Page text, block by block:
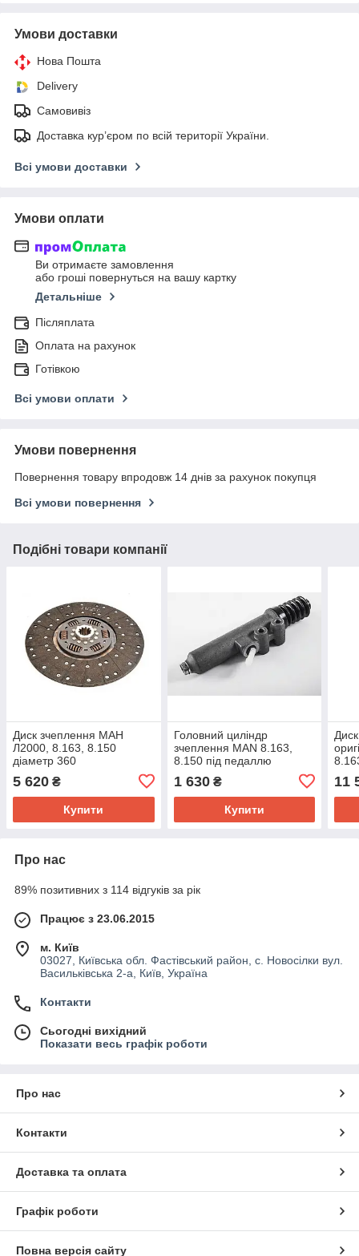
Умови доставки
Нова Пошта
Delivery
Самовивіз
Доставка кур’єром по всій території України.
Всі умови доставки
Умови оплати
Ви отримаєте замовлення
або гроші повернуться на вашу картку
Детальніше
Післяплата
Оплата на рахунок
Готівкою
Всі умови оплати
Умови повернення
Повернення товару впродовж 14 днів за рахунок покупця
Всі умови повернення
Подібні товари компанії
Диск зчеплення МАН
Л2000, 8.163, 8.150
діаметр 360
5 620 ₴
Купити
Головний циліндр
зчеплення MAN 8.163,
8.150 під педаллю
1 630₴
Купити
11
Про нас
89% позитивних з 114 відгуків за рік
Працює з 23.06.2015
м. Київ
03027, Київська обл. Фастівський район, с. Новосілки вул.
Васильківська 2-а, Київ, Україна
Контакти
Сьогодні вихідний
Показати весь графік роботи
Про нас
Контакти
Доставка та оплата
Графік роботи
Повна версія сайту